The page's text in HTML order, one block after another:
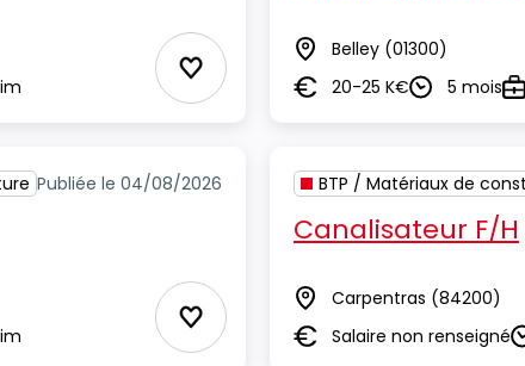
Ajouter aux Favoris
Lieu Belley (01300)
Salaire20-25 K€Durée5 mois
Publiée le 04/08/2026
Ajouter aux Favoris
BTP / Matériaux de
Canalisateur F/H
Lieu Carpentras (84200)
SalaireSalaire non renseigné